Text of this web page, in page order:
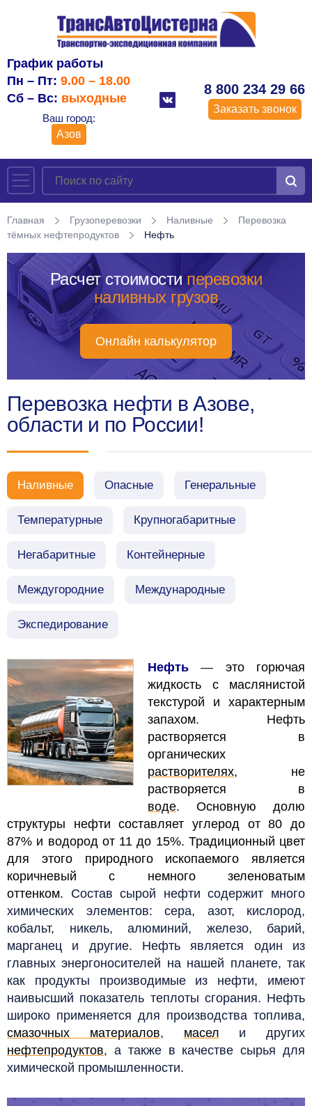
График работы
Пн – Пт: 9.00 – 18.00
Сб – Вс: выходные
Ваш город:
Азов
8 800 234 29 66
Заказать звонок
Главная Грузоперевозки Наливные
Перевозка
тёмных нефтепродуктов
Нефть
Расчет стоимости перевозки
наливных грузов
Онлайн калькулятор
Перевозка нефти в Азове,
области и по России!
Наливные Опасные Генеральные
Температурные Крупногабаритные
Негабаритные Контейнерные
Междугородние Международные
Экспедирование
Нефть — это горючая
жидкость с маслянистой
текстурой и характерным
запахом. Нефть
растворяется в
органических
растворителях, не
растворяется в
воде. Основную долю
структуры нефти составляет углерод от 80 до
87% и водород от 11 до 15%. Традиционный цвет
для этого природного ископаемого является
коричневый с немного зеленоватым
оттенком. Состав сырой нефти содержит много
химических элементов: сера, азот, кислород,
кобальт, никель, алюминий, железо, барий,
марганец и другие. Нефть является один из
главных энергоносителей на нашей планете, так
как продукты производимые из нефти, имеют
наивысший показатель теплоты сгорания. Нефть
широко применяется для производства топлива,
смазочных материалов, масел и других
нефтепродуктов, а также в качестве сырья для
химической промышленности.